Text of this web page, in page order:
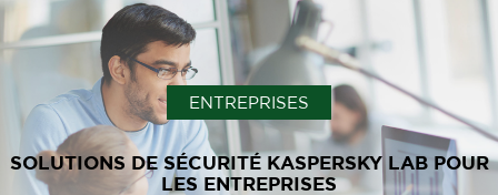
ENTREPRISES
SOLUTIONS DE SÉCURITÉ KASPERSKY LAB POUR
LES ENTREPRISES